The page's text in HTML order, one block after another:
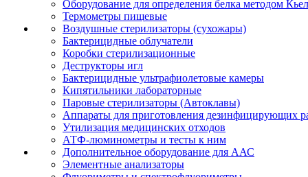
Оборудование для определения белка методом
Термометры пищевые
Воздушные стерилизаторы (сухожары)
Бактерицидные облучатели
Коробки стерилизационные
Деструкторы игл
Бактерицидные ультрафиолетовые камеры
Кипятильники лабораторные
Паровые стерилизаторы (Автоклавы)
Аппараты для приготовления дезинфицирующих
Утилизация медицинских отходов
АТФ-люминометры и тесты к ним
Дополнительное оборудование для ААС
Элементные анализаторы